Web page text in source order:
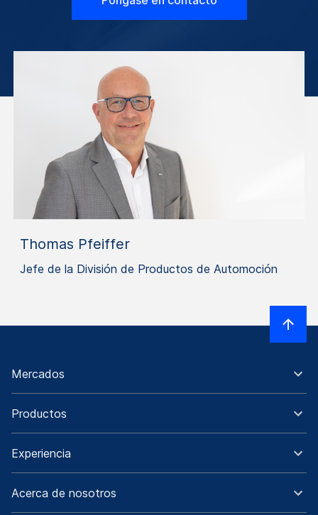
Thomas Pfeiffer
Jefe de la División de Productos de Automoción
Mercados
Productos
Experiencia
Acerca de nosotros